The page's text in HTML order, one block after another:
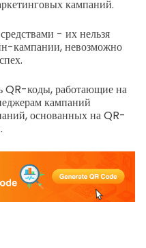
кампаний.
- их нельзя
кампании, невозможно
QR-коды, работающие на
кампаний
основанных на QR-